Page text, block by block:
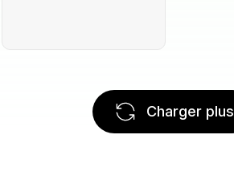
Charger plus